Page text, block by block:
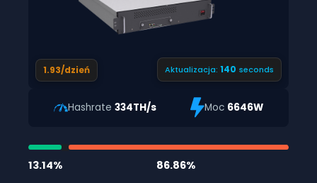
1.93/dzień Aktualizacja:139 seconds
Hashrate334TH/s Moc 6646W
13.14% 86.86%